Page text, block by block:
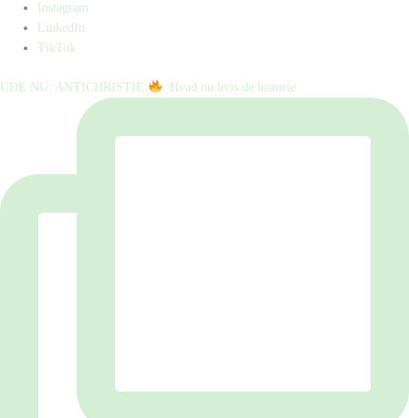
Instagram
LinkedIn
TikTok
UDE NU: ANTICHRISTIE ⁠ ⁠ Hvad nu hvis de historie